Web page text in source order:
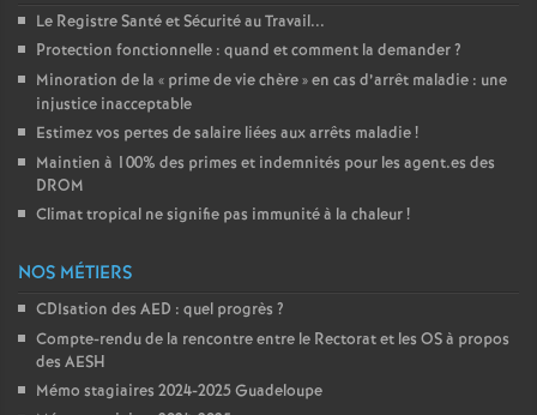
Le Registre Santé et Sécurité au Travail...
Protection fonctionnelle : quand et comment la demander?
Minoration de la « prime de vie chère» en cas d’arrêt maladie : une
injustice inacceptable
Estimez vos pertes de salaire liées aux arrêts maladie!
Maintien à 100% des primes et indemnités pour les agent.es des
DROM
Climat tropical ne signifie pas immunité à la chaleur!
NOS MÉTIERS
CDIsation des AED : quel progrès ?
Compte-rendu de la rencontre entre le Rectorat et les OS à propos
des AESH
Mémo stagiaires 2024-2025 Guadeloupe